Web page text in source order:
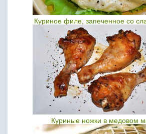
Куриное филе, запеченное со
Куриные ножки в медовом